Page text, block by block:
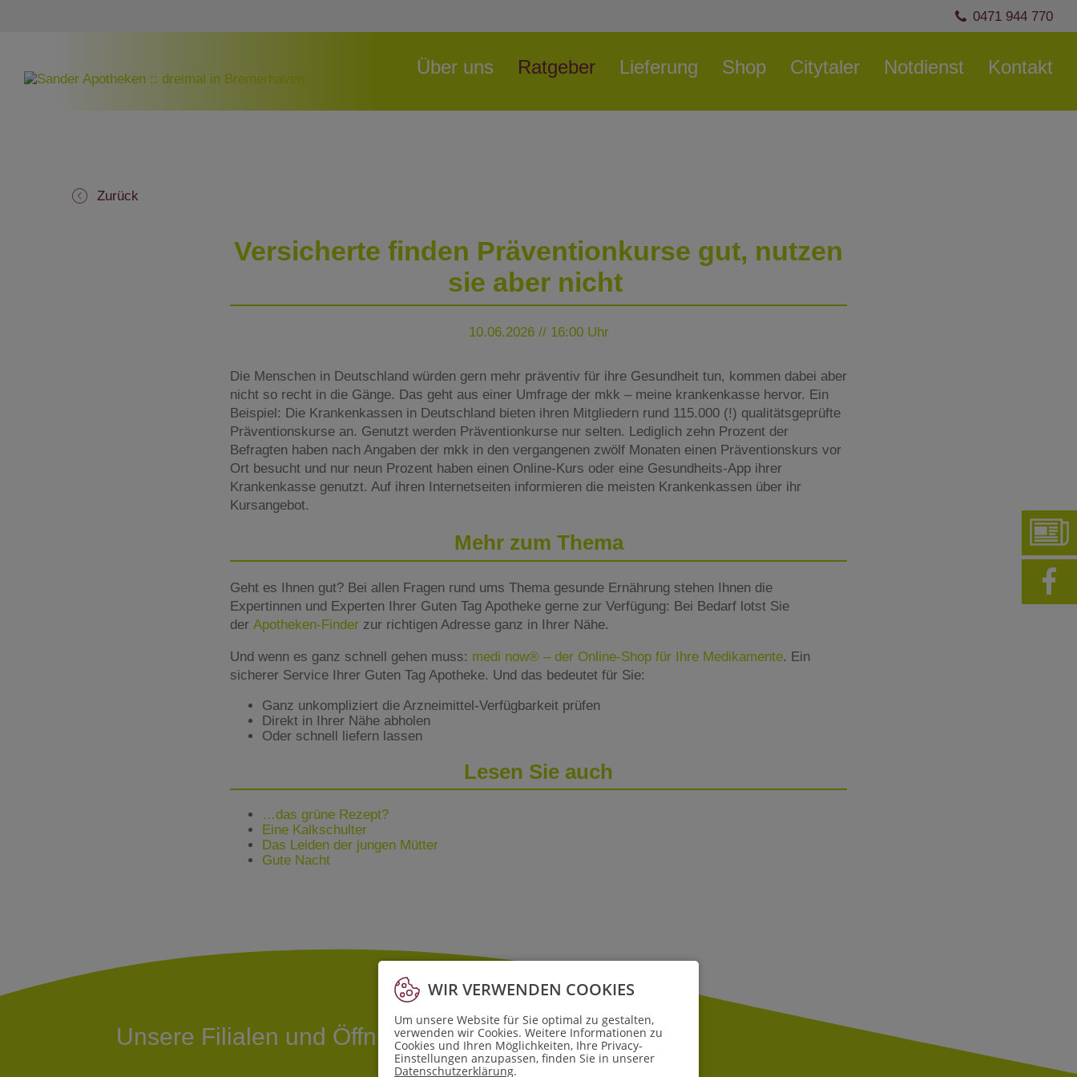
0471 944 770
Navigation
überspringen
Über uns Ratgeber Lieferung Shop Citytaler Notdienst Kontakt
Zurück
Versicherte finden Präventionkurse gut, nutzen
sie aber nicht
10.06.2026 // 16:00 Uhr
Die Menschen in Deutschland würden gern mehr präventiv für ihre Gesundheit tun, kommen dabei aber
nicht so recht in die Gänge. Das geht aus einer Umfrage der mkk – meine krankenkasse hervor. Ein
Beispiel: Die Krankenkassen in Deutschland bieten ihren Mitgliedern rund 115.000 (!) qualitätsgeprüfte
Präventionskurse an. Genutzt werden Präventionkurse nur selten. Lediglich zehn Prozent der
Befragten haben nach Angaben der mkk in den vergangenen zwölf Monaten einen Präventionskurs vor
Ort besucht und nur neun Prozent haben einen Online-Kurs oder eine Gesundheits-App ihrer
Krankenkasse genutzt. Auf ihren Internetseiten informieren die meisten Krankenkassen über ihr
Kursangebot.
Mehr zum Thema
Geht es Ihnen gut? Bei allen Fragen rund ums Thema gesunde Ernährung stehen Ihnen die
Expertinnen und Experten Ihrer Guten Tag Apotheke gerne zur Verfügung: Bei Bedarf lotst Sie
der Apotheken-Finder zur richtigen Adresse ganz in Ihrer Nähe.
Und wenn es ganz schnell gehen muss: medi now® – der Online-Shop für Ihre Medikamente. Ein
sicherer Service Ihrer Guten Tag Apotheke. Und das bedeutet für Sie:
Ganz unkompliziert die Arzneimittel-Verfügbarkeit prüfen
Direkt in Ihrer Nähe abholen
Oder schnell liefern lassen
Lesen Sie auch
…das grüne Rezept?
Eine Kalkschulter
Das Leiden der jungen Mütter
Gute Nacht
Unsere Filialen und Öffnungszeiten
WIR VERWENDEN COOKIES
Um unsere Website für Sie optimal zu gestalten,
verwenden wir Cookies. Weitere Informationen zu
Cookies und Ihren Möglichkeiten, Ihre Privacy-
Einstellungen anzupassen, finden Sie in unserer
Datenschutzerklärung.